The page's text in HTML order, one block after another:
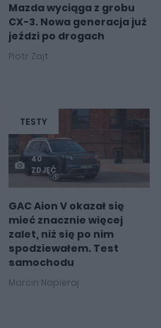
Mazda wyciąga z grobu
CX-3. Nowa generacja już
jeździ po drogach
Piotr Zajt
TESTY
40
ZDJĘĆ
GAC Aion V okazał się
mieć znacznie więcej
zalet, niż się po nim
spodziewałem. Test
samochodu
Marcin Napieraj